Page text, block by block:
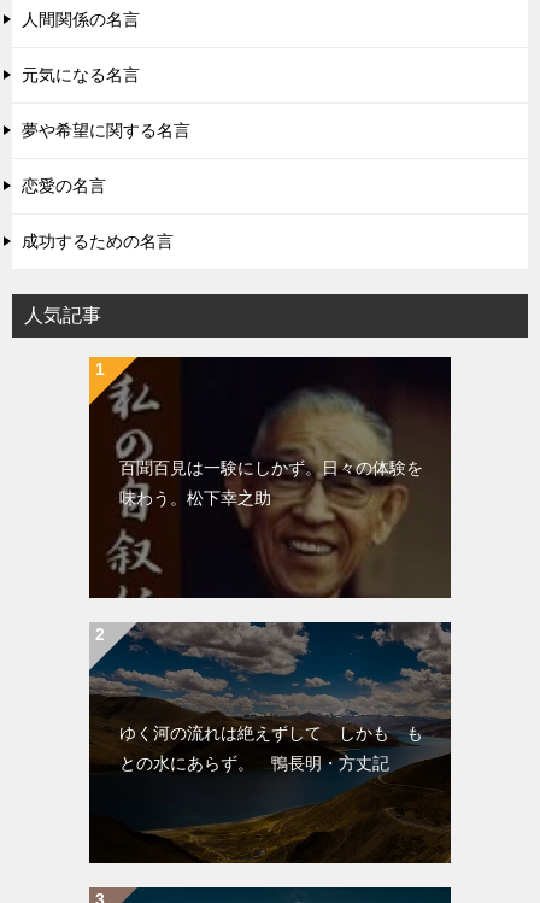
人間関係の名言
元気になる名言
夢や希望に関する名言
恋愛の名言
成功するための名言
人気記事
百聞百見は一験にしかず。日々の体験を
味わう。松下幸之助
ゆく河の流れは絶えずして しかも も
との水にあらず。 鴨長明・方丈記